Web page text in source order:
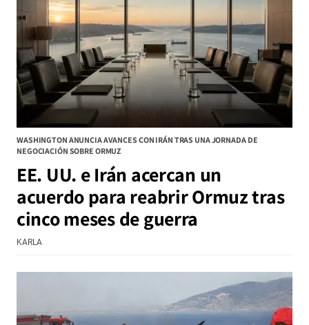
WASHINGTON ANUNCIA AVANCES CON IRÁN TRAS UNA JORNADA DE
NEGOCIACIÓN SOBRE ORMUZ
EE. UU. e Irán acercan un
acuerdo para reabrir Ormuz tras
cinco meses de guerra
KARLA